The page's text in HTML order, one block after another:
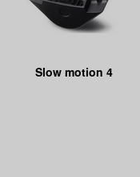
Slow motion 4